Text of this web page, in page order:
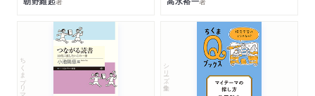
ちくまプリマー新書 シリーズ・全集